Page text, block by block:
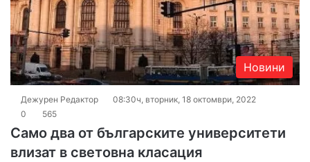
Новини
Дежурен Редактор
08:30ч, вторник, 18 октомври, 2022
0
565
Само два от българските университети
влизат в световна класация